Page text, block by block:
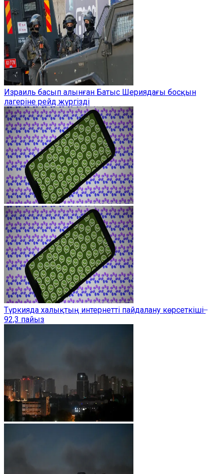
Израиль басып алынған Батыс Шериядағы босқын
лагеріне рейд жүргізді
Түркияда халықтың интернетті пайдалану көрсеткіші ̶
92,3 пайыз